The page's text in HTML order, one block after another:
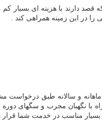
با هزینه ای بسیار کم
در این زمینه همراهی کند .
و سالانه طبق درخواست
با نگهبان مجرب و سگهای
مناسب در خدمت شما قرار